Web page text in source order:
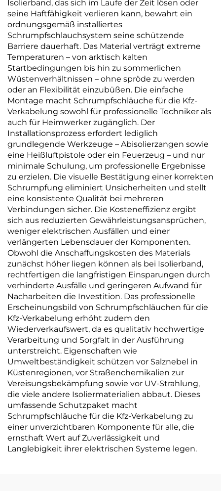
Isolierband, das sich im Laufe der Zeit lösen oder
seine Haftfähigkeit verlieren kann, bewahrt ein
ordnungsgemäß installiertes
Schrumpfschlauchsystem seine schützende
Barriere dauerhaft. Das Material verträgt extreme
Temperaturen – von arktisch kalten
Startbedingungen bis hin zu sommerlichen
Wüstenverhältnissen – ohne spröde zu werden
oder an Flexibilität einzubüßen. Die einfache
Montage macht Schrumpfschläuche für die Kfz-
Verkabelung sowohl für professionelle Techniker als
auch für Heimwerker zugänglich. Der
Installationsprozess erfordert lediglich
grundlegende Werkzeuge – Abisolierzangen sowie
eine Heißluftpistole oder ein Feuerzeug – und nur
minimale Schulung, um professionelle Ergebnisse
zu erzielen. Die visuelle Bestätigung einer korrekten
Schrumpfung eliminiert Unsicherheiten und stellt
eine konsistente Qualität bei mehreren
Verbindungen sicher. Die Kosteneffizienz ergibt
sich aus reduzierten Gewährleistungsansprüchen,
weniger elektrischen Ausfällen und einer
verlängerten Lebensdauer der Komponenten.
Obwohl die Anschaffungskosten des Materials
zunächst höher liegen können als bei Isolierband,
rechtfertigen die langfristigen Einsparungen durch
verhinderte Ausfälle und geringeren Aufwand für
Nacharbeiten die Investition. Das professionelle
Erscheinungsbild von Schrumpfschläuchen für die
Kfz-Verkabelung erhöht zudem den
Wiederverkaufswert, da es qualitativ hochwertige
Verarbeitung und Sorgfalt in der Ausführung
unterstreicht. Eigenschaften wie
Umweltbeständigkeit schützen vor Salznebel in
Küstenregionen, vor Straßenchemikalien zur
Vereisungsbekämpfung sowie vor UV-Strahlung,
die viele andere Isoliermaterialien abbaut. Dieses
umfassende Schutzpaket macht
Schrumpfschläuche für die Kfz-Verkabelung zu
einer unverzichtbaren Komponente für alle, die
ernsthaft Wert auf Zuverlässigkeit und
Langlebigkeit ihrer elektrischen Systeme legen.